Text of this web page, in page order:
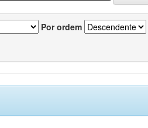
Por ordem